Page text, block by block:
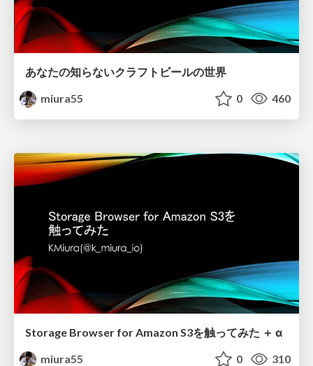
あなたの知らないクラフトビールの世界
miura55
0 460
Storage Browser for Amazon S3を触ってみた ＋ α
miura55
0 310